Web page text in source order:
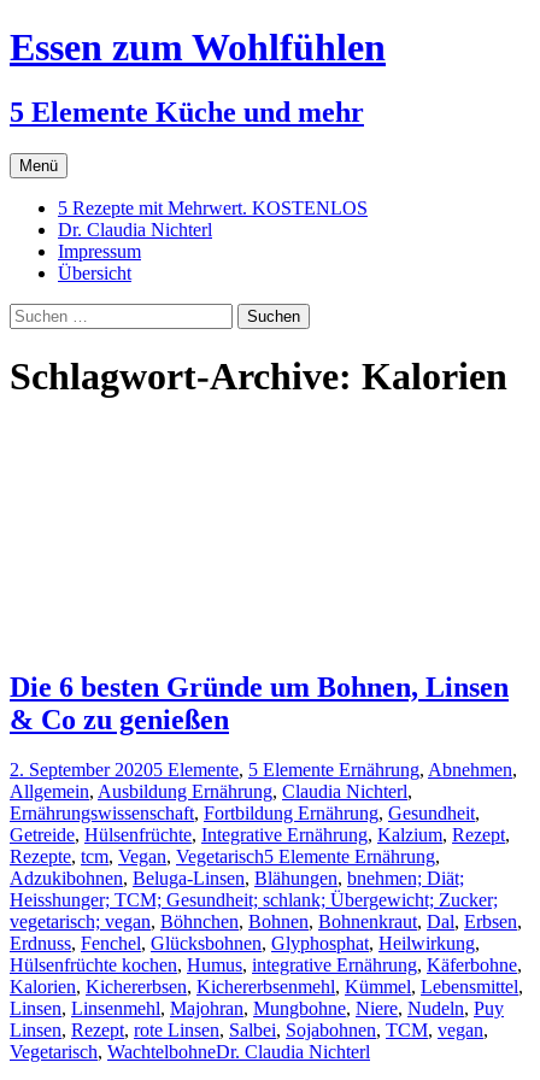
Essen zum Wohlfühlen
5 Elemente Küche und mehr
Menü Zum
Inhalt
springen
5 Rezepte mit Mehrwert. KOSTENLOS
Dr. Claudia Nichterl
Impressum
Übersicht
Suchen
nach:
Schlagwort-Archive: Kalorien
Die 6 besten Gründe um Bohnen, Linsen
& Co zu genießen
2. September 20205 Elemente, 5 Elemente Ernährung, Abnehmen,
Allgemein, Ausbildung Ernährung, Claudia Nichterl,
Ernährungswissenschaft, Fortbildung Ernährung, Gesundheit,
Getreide, Hülsenfrüchte, Integrative Ernährung, Kalzium, Rezept,
Rezepte, tcm, Vegan, Vegetarisch5 Elemente Ernährung,
Adzukibohnen, Beluga-Linsen, Blähungen, bnehmen; Diät;
Heisshunger; TCM; Gesundheit; schlank; Übergewicht; Zucker;
vegetarisch; vegan, Böhnchen, Bohnen, Bohnenkraut, Dal, Erbsen,
Erdnuss, Fenchel, Glücksbohnen, Glyphosphat, Heilwirkung,
Hülsenfrüchte kochen, Humus, integrative Ernährung, Käferbohne,
Kalorien, Kichererbsen, Kichererbsenmehl, Kümmel, Lebensmittel,
Linsen, Linsenmehl, Majohran, Mungbohne, Niere, Nudeln, Puy
Linsen, Rezept, rote Linsen, Salbei, Sojabohnen, TCM, vegan,
Vegetarisch, WachtelbohneDr. Claudia Nichterl